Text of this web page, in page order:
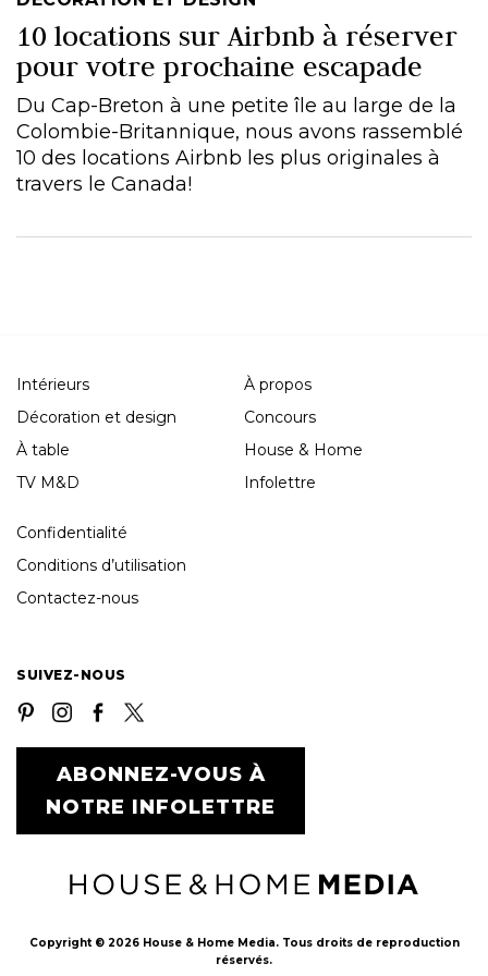
10 locations sur Airbnb à réserver
pour votre prochaine escapade
Du Cap-Breton à une petite île au large de la
Colombie-Britannique, nous avons rassemblé
10 des locations Airbnb les plus originales à
travers le Canada!
Intérieurs
Décoration et design
À table
TV M&D
À propos
Concours
House & Home
Infolettre
Confidentialité
Conditions d’utilisation
Contactez-nous
SUIVEZ-NOUS
ABONNEZ-VOUS À
NOTRE INFOLETTRE
Copyright © 2026 House & Home Media. Tous droits de reproduction
réservés.